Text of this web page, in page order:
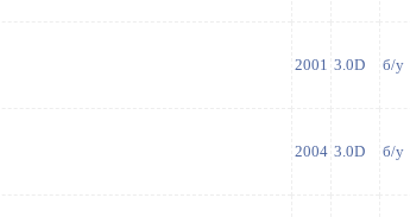
2001 3.0D б/у
2004 3.0D б/у